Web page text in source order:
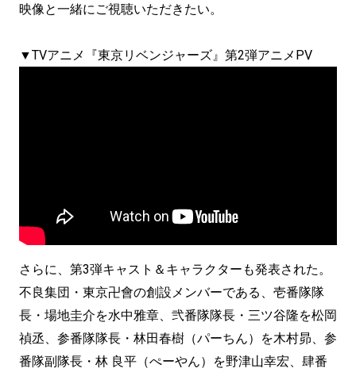
映像と一緒にご視聴いただきたい。
▼TVアニメ『東京リベンジャーズ』第2弾アニメPV
さらに、第3弾キャスト＆キャラクターも発表された。
不良集団・東京卍會の創設メンバーである、壱番隊隊
長・場地圭介を水中雅章、弐番隊隊長・三ツ谷隆を松岡
禎丞、参番隊隊長・林田春樹（パーちん）を木村昴、参
番隊副隊長・林 良平（ぺーやん）を野津山幸宏、肆番